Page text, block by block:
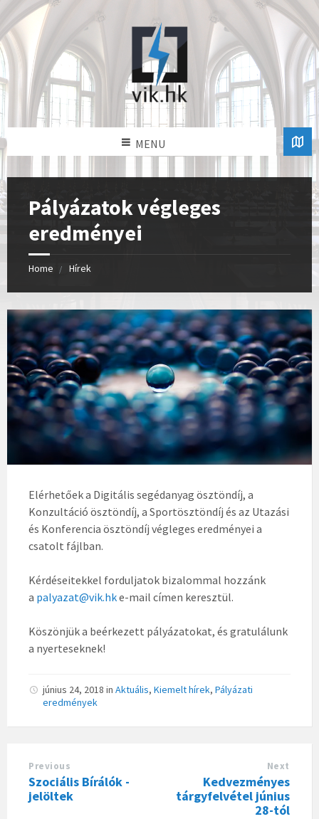
MENU
Pályázatok végleges
eredményei
Home Hírek
Elérhetőek a Digitális segédanyag ösztöndíj, a
Konzultáció ösztöndíj, a Sportösztöndíj és az Utazási
és Konferencia ösztöndíj végleges eredményei a
csatolt fájlban.
Kérdéseitekkel forduljatok bizalommal hozzánk
a palyazat@vik.hke-mail címen keresztül.
Köszönjük a beérkezett pályázatokat, és gratulálunk
a nyerteseknek!
június 24, 2018 in Aktuális, Kiemelt hírek, Pályázati
eredmények
Previous
Szociális Bírálók -
jelöltek
Next
Kedvezményes
tárgyfelvétel június
28-tól